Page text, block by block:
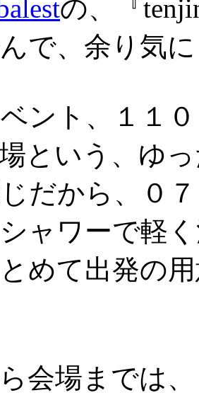
の、『
で、余り気
ント、１１
という、ゆ
だから、０
ャワーで軽
めて出発の
会場までは